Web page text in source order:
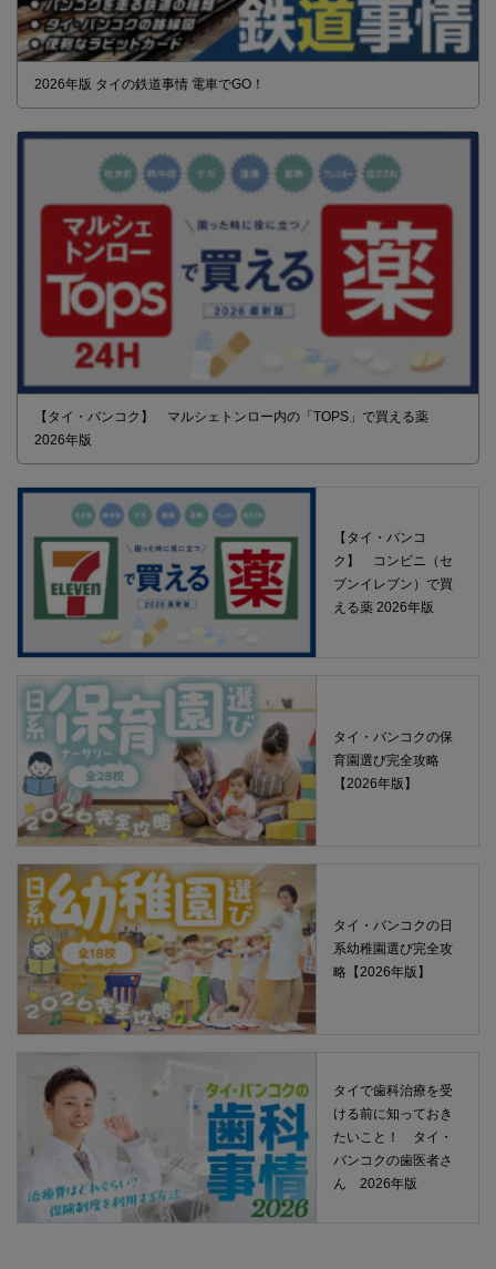
2026年版 タイの鉄道事情 電車でGO！
【タイ・バンコク】 マルシェトンロー内の「TOPS」で買える薬
2026年版
【タイ・バンコ
ク】 コンビニ（セ
ブンイレブン）で買
える薬 2026年版
タイ・バンコクの保
育園選び完全攻略
【2026年版】
タイ・バンコクの日
系幼稚園選び完全攻
略【2026年版】
タイで歯科治療を受
ける前に知っておき
たいこと！ タイ・
バンコクの歯医者さ
ん 2026年版